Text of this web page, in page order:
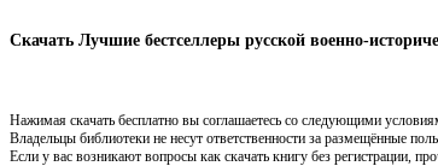
Скачать Лучшие бестселлеры русской военно-
Нажимая скачать бесплатно вы соглашаетесь со следующими
Владельцы библиотеки не несут ответственности за размещённые
Если у вас возникают вопросы как скачать книгу без регистрации,